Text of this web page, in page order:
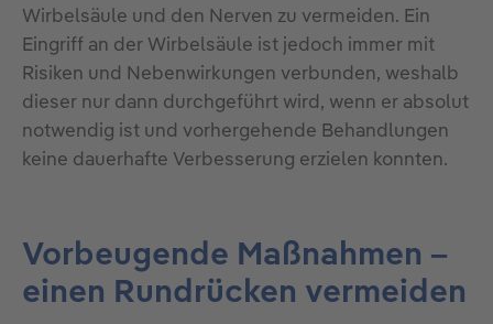
Wirbelsäule und den Nerven zu vermeiden. Ein
Eingriff an der Wirbelsäule ist jedoch immer mit
Risiken und Nebenwirkungen verbunden, weshalb
dieser nur dann durchgeführt wird, wenn er absolut
notwendig ist und vorhergehende Behandlungen
keine dauerhafte Verbesserung erzielen konnten.
Vorbeugende Maßnahmen –
einen Rundrücken vermeiden